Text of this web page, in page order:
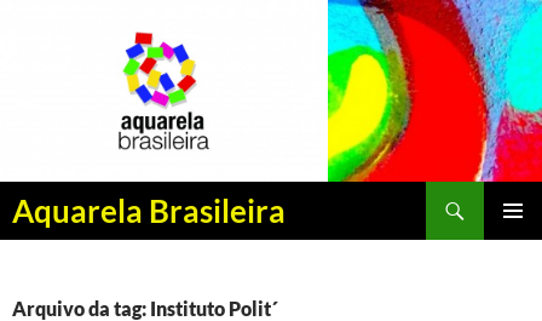
Aquarela Brasileira
Pesquisar
PULAR
CONTEÚDO
Arquivo da tag: Instituto Polit´